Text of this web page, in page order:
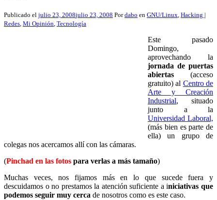
Publicado el julio 23, 2008julio 23, 2008 Pordabo en GNU/Linux, Hacking |
Redes, Mi Opinión, Tecnología
Este pasado
Domingo,
aprovechando la
jornada de puertas
abiertas (acceso
gratuito) al Centro de
Arte y Creación
Industrial, situado
junto a la
Universidad Laboral,
(más bien es parte de
ella) un grupo de
colegas nos acercamos allí con las cámaras.
(Pinchad en las fotos para verlas a más tamaño)
Muchas veces, nos fijamos más en lo que sucede fuera y
descuidamos o no prestamos la atención suficiente a iniciativas que
podemos seguir muy cerca de nosotros como es este caso.